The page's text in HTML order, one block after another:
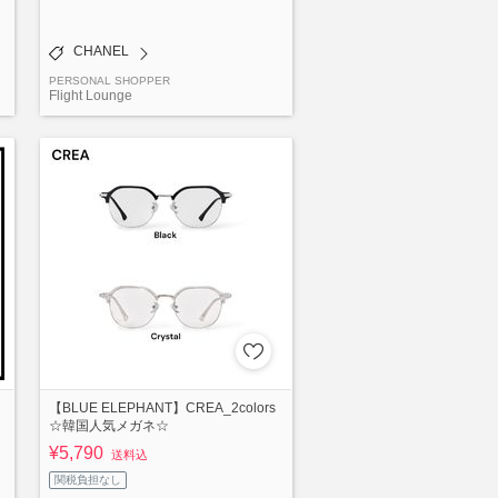
CHANEL
PERSONAL SHOPPER
Flight Lounge
【BLUE ELEPHANT】CREA_2colors
☆韓国人気メガネ☆
¥5,790 送料込
関税負担なし